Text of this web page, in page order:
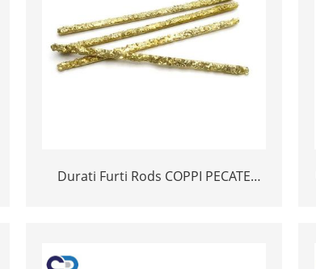
Durati Furti Rods COPPI PECATE